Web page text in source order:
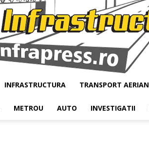
Infrapress
INFRASTRUCTURA TRANSPORT AERIAN
METROU AUTO INVESTIGATII